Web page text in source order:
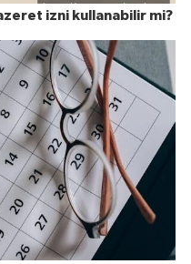
izni kullanabilir mi?